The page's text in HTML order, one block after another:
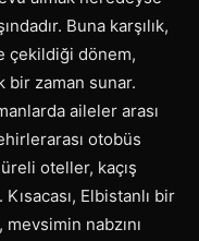
Buna karşılık,
çekildiği dönem,
bir zaman sunar.
aileler arası
otobüs
oteller, kaçış
Elbistanlı bir
nabzını